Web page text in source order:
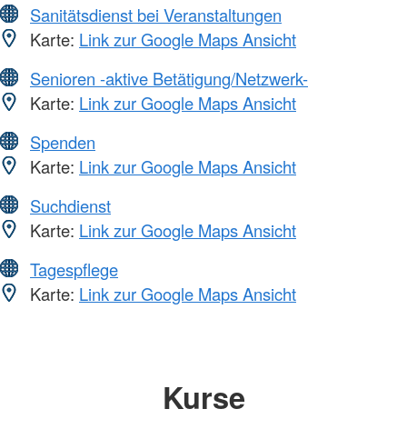
Sanitätsdienst bei Veranstaltungen
Karte: Link zur Google Maps Ansicht
Senioren -aktive Betätigung/Netzwerk-
Karte: Link zur Google Maps Ansicht
Spenden
Karte: Link zur Google Maps Ansicht
Suchdienst
Karte: Link zur Google Maps Ansicht
Tagespflege
Karte: Link zur Google Maps Ansicht
Kurse